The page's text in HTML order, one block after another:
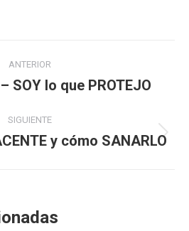
ANTERIOR
Publicación
SOY lo que PROTEJO
SIGUIENTE
Publicación
y cómo SANARLO